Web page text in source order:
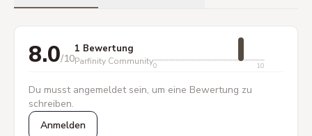
8.0/10
1 Bewertung
Parfinity Community0 10
Du musst angemeldet sein, um eine Bewertung zu
schreiben.
Anmelden